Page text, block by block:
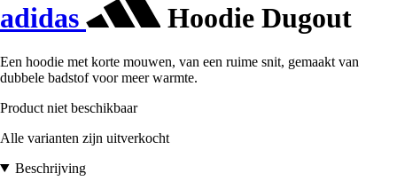
adidas Hoodie Dugout
Een hoodie met korte mouwen, van een ruime snit, gemaakt van
dubbele badstof voor meer warmte.
Product niet beschikbaar
Alle varianten zijn uitverkocht
Beschrijving